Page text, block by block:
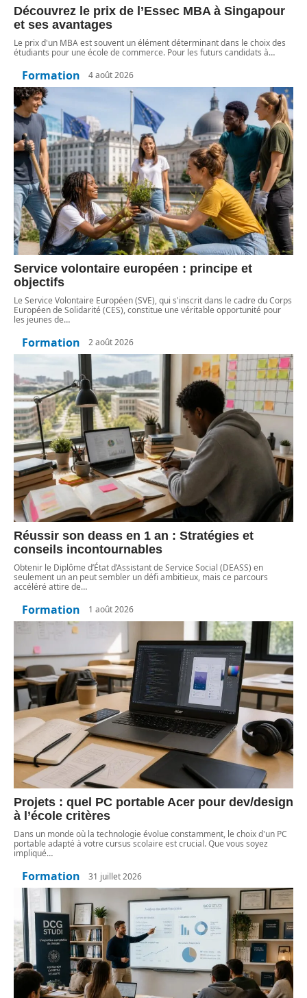
Découvrez le prix de l’Essec MBA à Singapour
et ses avantages
Le prix d'un MBA est souvent un élément déterminant dans le choix des
étudiants pour une école de commerce. Pour les futurs candidats à…
Formation 4 août 2026
Service volontaire européen : principe et
objectifs
Le Service Volontaire Européen (SVE), qui s'inscrit dans le cadre du Corps
Européen de Solidarité (CES), constitue une véritable opportunité pour
les jeunes de…
Formation 2 août 2026
Réussir son deass en 1 an : Stratégies et
conseils incontournables
Obtenir le Diplôme d’État d’Assistant de Service Social (DEASS) en
seulement un an peut sembler un défi ambitieux, mais ce parcours
accéléré attire de…
Formation 1 août 2026
Projets : quel PC portable Acer pour dev/design
à l’école critères
Dans un monde où la technologie évolue constamment, le choix d'un PC
portable adapté à votre cursus scolaire est crucial. Que vous soyez
impliqué…
Formation 31 juillet 2026